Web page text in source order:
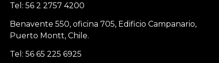
Tel: 56 2 2757 4200
Benavente 550, oficina 705, Edificio Campanario,
Puerto Montt, Chile.
Tel: 56 65 225 6925